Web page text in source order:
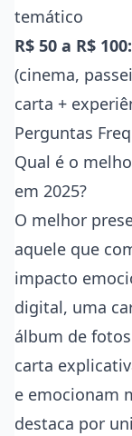
temático
R$ 50 a R$ 100:
(cinema,
carta +
Perguntas
Qual é o
em 2025?
O melhor
aquele que
impacto
digital, uma
álbum de
carta
e emocionam
destaca por